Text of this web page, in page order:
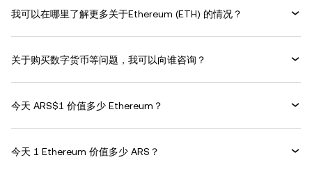
我可以在哪里了解更多关于Ethereum (ETH) 的情况？
关于购买数字货币等问题，我可以向谁咨询？
今天 ARS$1 价值多少 Ethereum？
今天 1 Ethereum 价值多少 ARS？